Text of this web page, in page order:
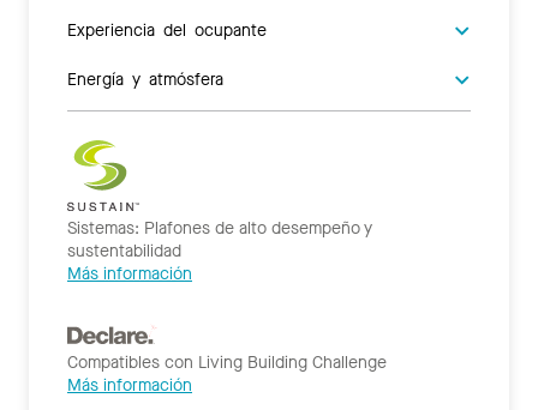
Experiencia del ocupante
Energía y atmósfera
Sistemas: Plafones de alto desempeño y
sustentabilidad
Más información
Compatibles con Living Building Challenge
Más información